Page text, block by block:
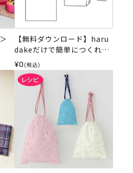
【無料ダウンロード】haru
dakeだけで簡単につくれる
バッグとコースター
¥0 (税込)